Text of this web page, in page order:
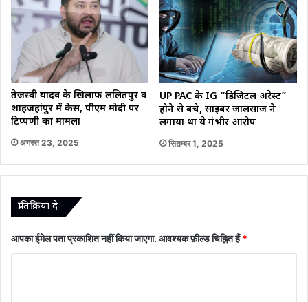
तेजस्वी यादव के खिलाफ ललितपुर व
शाहजहांपुर में केस, पीएम मोदी पर
टिप्पणी का मामला
अगस्त 23, 2025
UP PAC के IG “डिजिटल अरेस्ट”
होने से बचे, साइबर जालसाज ने
लगाया था ये गंभीर आरोप
सितम्बर 1, 2025
प्रातिक्रिया दे
आपका ईमेल पता प्रकाशित नहीं किया जाएगा. आवश्यक फ़ील्ड चिह्नित हैं*